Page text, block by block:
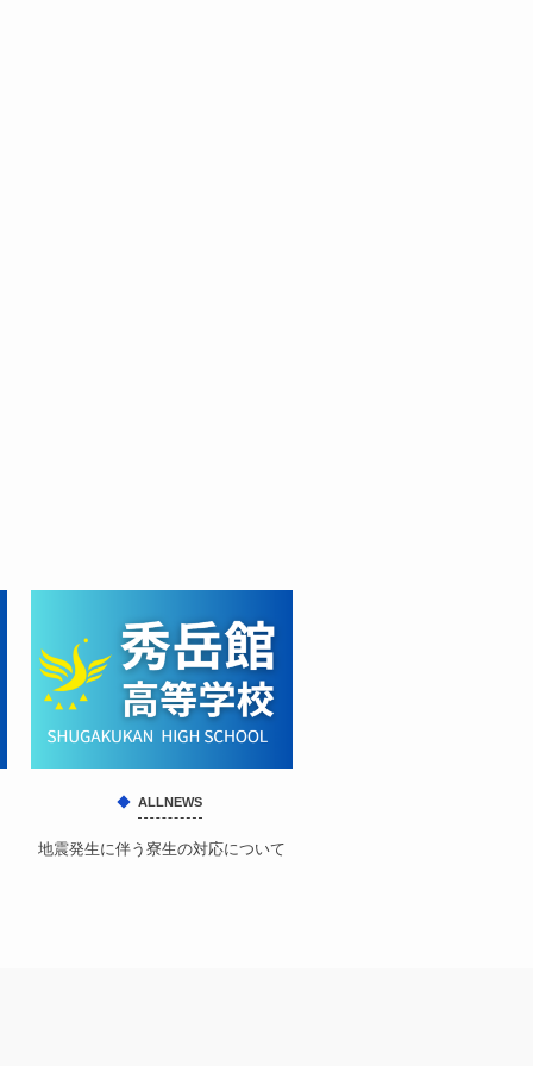
ALLNEWS
地震発生に伴う寮生の対応について